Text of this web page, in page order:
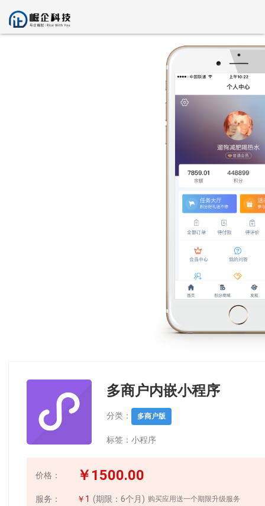
多商户内嵌小程序
分类： 多商户版
标签： 小程序
价格： ￥1500.00
服务： ￥1 (期限：6个月) 购买应用送一个期限升级服务